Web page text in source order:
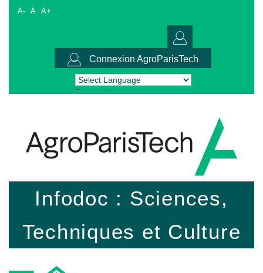
A- A A+
Connexion AgroParisTech
Powered by Translate
Infodoc : Sciences,
Techniques et Culture